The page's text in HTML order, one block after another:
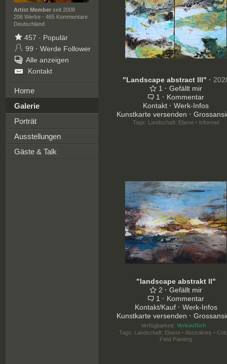
Artist Memberseit 2008
206 Werke · 465 Kommentare
Deutschland
457 · Populär
99 · Werde Follower
Alle anzeigen
Kontakt
Home
Galerie
Porträt
Ausstellungen
Gäste & Talk
"Landscape abstract lll" ·
1 · Gefällt mir
1 · Kommentar
Kontakt · Werk-Infos
Kunstkarte versenden ·
Tags: Landschaft: Ebene · Informel
"landscape abstrakt ll"
2 · Gefällt mir
1 · Kommentar
Kontakt/Kauf · Werk-Infos
Kunstkarte versenden ·
Verfügbarkeit: Verkäuflich
Tags: Landschaft: Ebene · Abstraktes ·
Field Painting